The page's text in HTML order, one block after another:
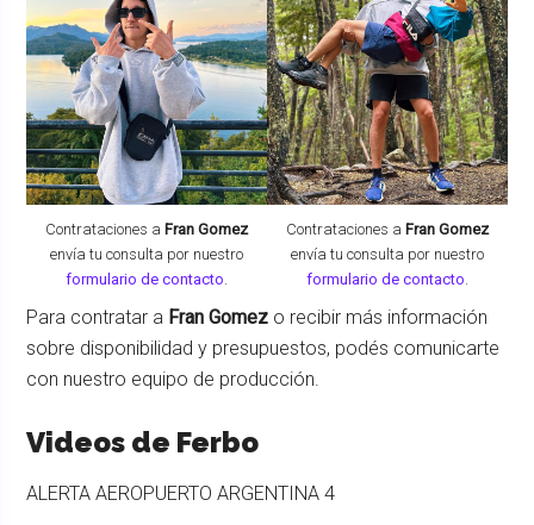
Contrataciones a Fran Gomez
envía tu consulta por nuestro
formulario de contacto.
Contrataciones a Fran Gomez
envía tu consulta por nuestro
formulario de contacto.
Para contratar a Fran Gomez o recibir más información
sobre disponibilidad y presupuestos, podés comunicarte
con nuestro equipo de producción.
Videos de Ferbo
ALERTA AEROPUERTO ARGENTINA 4